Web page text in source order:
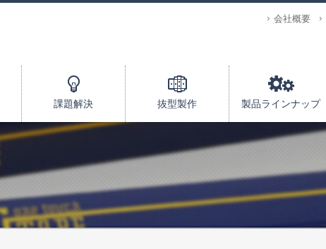
会社概要
課題解決 抜型製作 製品ラインナップ